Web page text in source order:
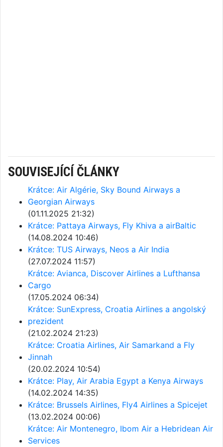
SOUVISEJÍCÍ ČLÁNKY
Krátce: Air Algérie, Sky Bound Airways a
Georgian Airways
(01.11.2025 21:32)
Krátce: Pattaya Airways, Fly Khiva a airBaltic
(14.08.2024 10:46)
Krátce: TUS Airways, Neos a Air India
(27.07.2024 11:57)
Krátce: Avianca, Discover Airlines a Lufthansa
Cargo
(17.05.2024 06:34)
Krátce: SunExpress, Croatia Airlines a angolský
prezident
(21.02.2024 21:23)
Krátce: Croatia Airlines, Air Samarkand a Fly
Jinnah
(20.02.2024 10:54)
Krátce: Play, Air Arabia Egypt a Kenya Airways
(14.02.2024 14:35)
Krátce: Brussels Airlines, Fly4 Airlines a Spicejet
(13.02.2024 00:06)
Krátce: Air Montenegro, Ibom Air a Hebridean Air
Services